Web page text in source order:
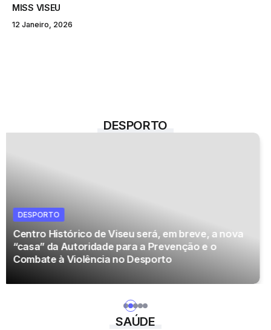
MISS VISEU
12 Janeiro, 2026
DESPORTO
DESPORTO
Terceiro equipamento 2026/27: “Do nosso
Interior, cresce a alma viseense”
SAÚDE